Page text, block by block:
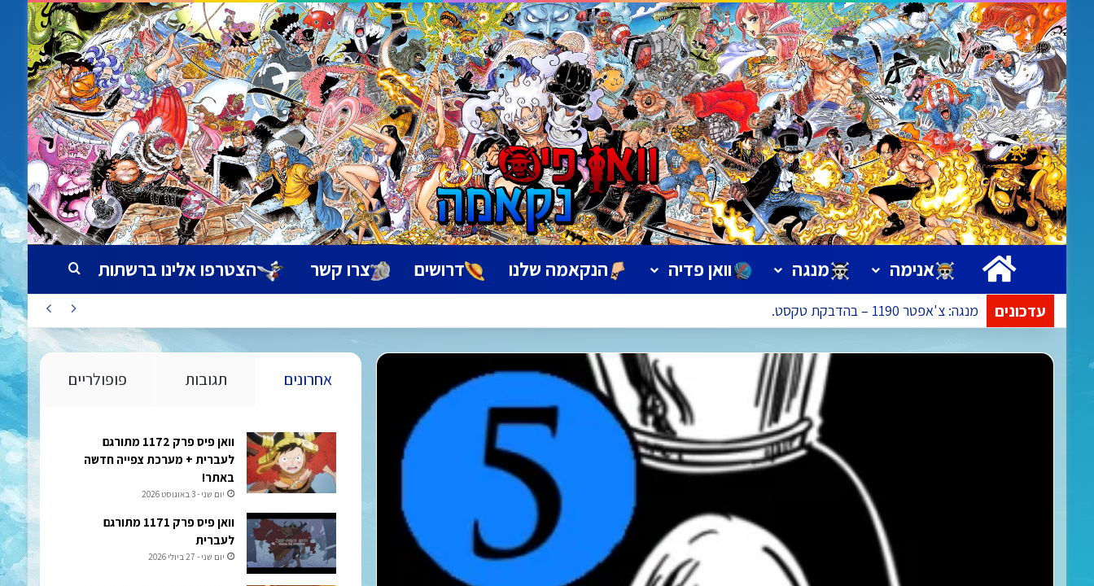
ראשי אנימה מנגה וואן פדיה הנקאמה שלנו דרושים צרו קשר הצטרפו אלינו ברשתות חיפוש עבור
עדכונים אנימה: פרק 1173 – ישודר בתאריך 09.08.
אחרונים תגובות פופולריים
וואן פיס פרק 1172 מתורגם
לעברית + מערכת צפייה חדשה
באתר!
יום שני - 3 באוגוסט 2026
וואן פיס פרק 1171 מתורגם
לעברית
יום שני - 27 ביולי 2026